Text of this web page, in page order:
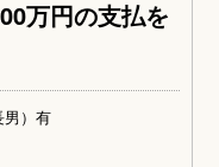
万円の支払を
男）有